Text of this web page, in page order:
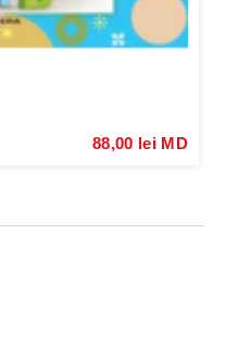
88,00 lei MD